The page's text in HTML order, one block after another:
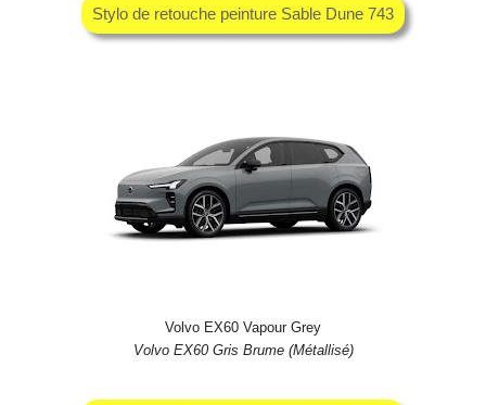
Stylo de retouche peinture Sable Dune 743
Volvo EX60 Vapour Grey
Volvo EX60 Gris Brume (Métallisé)